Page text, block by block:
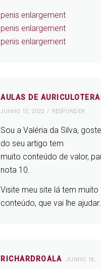
penis enlargement
penis enlargement
penis enlargement
AULAS DE
JUNHO 12, 2022 RESPONDER
Sou a Valéria da Silva,
do seu artigo tem
muito conteúdo de valor,
nota 10.
Visite meu site lá tem muito
conteúdo, que vai lhe ajudar.
RICHARDROALA
JUNHO 18,